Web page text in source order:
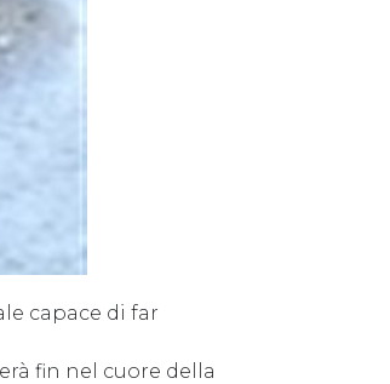
capace di far
fin nel cuore della